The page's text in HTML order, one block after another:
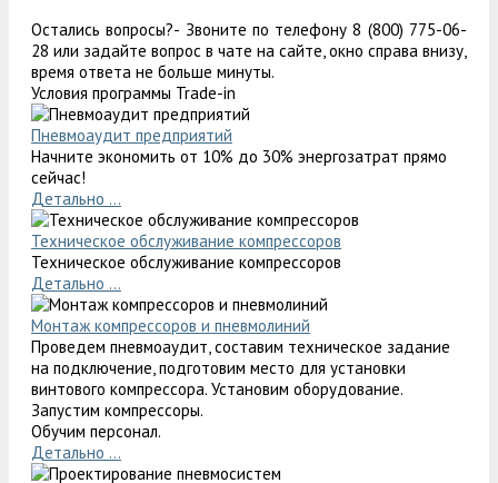
Остались вопросы?- Звоните по телефону 8 (800) 775-06-
28 или задайте вопрос в чате на сайте, окно справа внизу,
время ответа не больше минуты.
Условия программы Trade-in
Пневмоаудит предприятий
Начните экономить от 10% до 30% энергозатрат прямо
сейчас!
Детально ...
Техническое обслуживание компрессоров
Техническое обслуживание компрессоров
Детально ...
Монтаж компрессоров и пневмолиний
Проведем пневмоаудит, составим техническое задание
на подключение, подготовим место для установки
винтового компрессора. Установим оборудование.
Запустим компрессоры.
Обучим персонал.
Детально ...